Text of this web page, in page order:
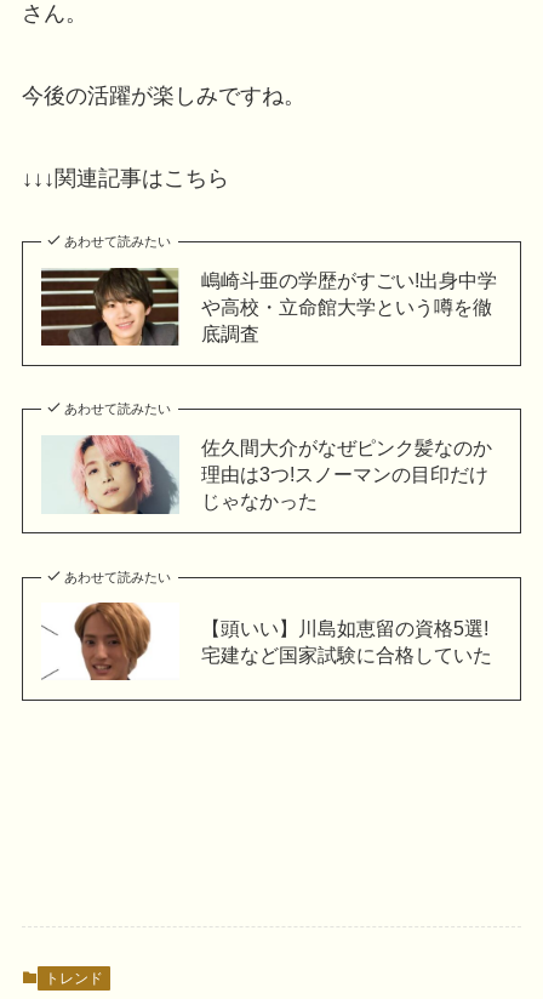
さん。
今後の活躍が楽しみですね。
↓↓↓関連記事はこちら
あわせて読みたい
嶋崎斗亜の学歴がすごい!出身中学
や高校・立命館大学という噂を徹
底調査
あわせて読みたい
佐久間大介がなぜピンク髪なのか
理由は3つ!スノーマンの目印だけ
じゃなかった
あわせて読みたい
【頭いい】川島如恵留の資格5選!
宅建など国家試験に合格していた
トレンド